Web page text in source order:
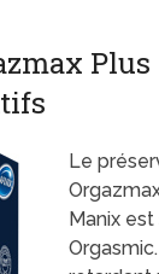
Plus
Le
Manix